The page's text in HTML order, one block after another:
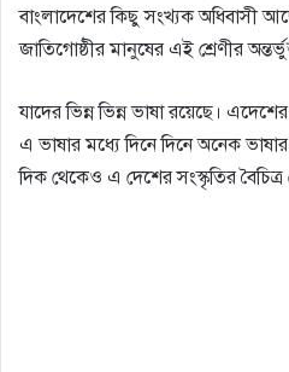
বাংলাদেশের কিছু সংখ্যক অধিবাসী
জাতিগোষ্ঠীর মানুষের এই শ্রেণীর
যাদের ভিন্ন ভিন্ন ভাষা রয়েছে।
এ ভাষার মধ্যে দিনে দিনে অনেক
দিক থেকেও এ দেশের সংস্কৃতির বৈচিত্র